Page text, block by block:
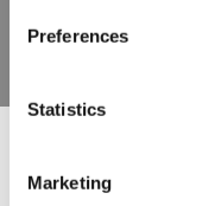
you can do so by
'Allow selection.'
To learn more about
You can withdraw or
For additional
Preferences
Statistics
Marketing
Mások